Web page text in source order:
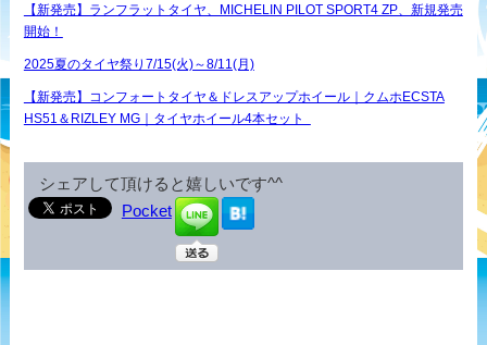
【新発売】ランフラットタイヤ、MICHELIN PILOT SPORT4 ZP、新規発売
開始！
2025夏のタイヤ祭り7/15(火)～8/11(月)
【新発売】コンフォートタイヤ＆ドレスアップホイール｜クムホECSTA
HS51＆RIZLEY MG｜タイヤホイール4本セット
シェアして頂けると嬉しいです^^
Pocket